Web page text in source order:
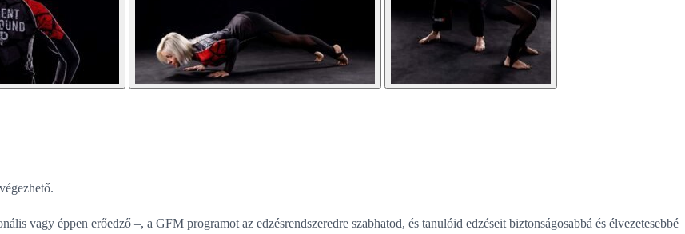
vagy éppen erőedző –, a GFM programot az edzésrendszeredre szabhatod, és tanulóid edzéseit biztonságosabbá és élvezetesebbé